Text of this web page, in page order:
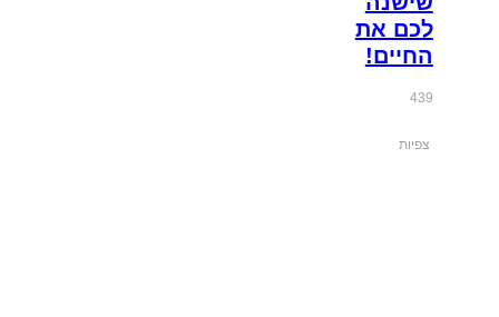
לכם את
החיים!
439
צפיות